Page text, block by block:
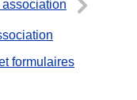
formulaires